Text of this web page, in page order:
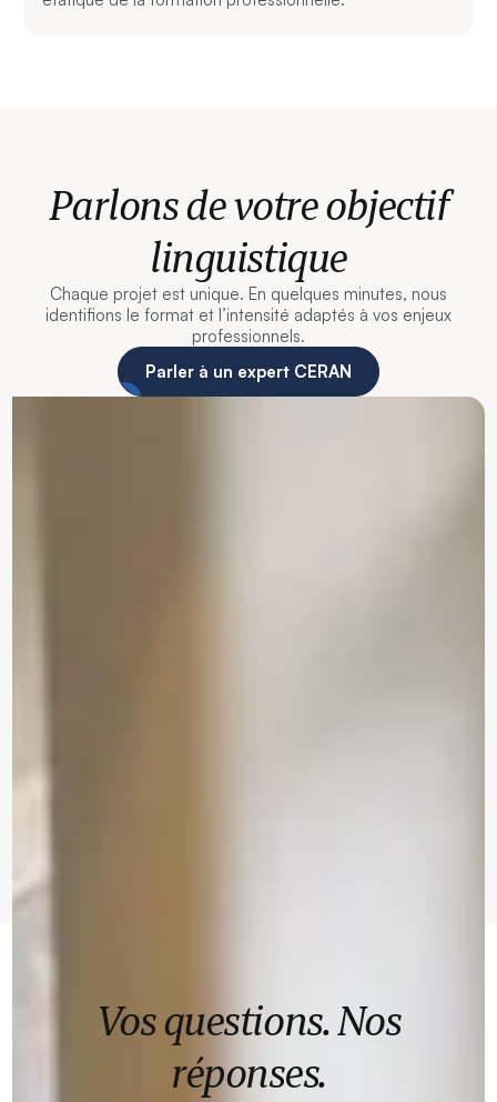
Parlons de votre objectif
linguistique
Chaque projet est unique. En quelques minutes, nous
identifions le format et l’intensité adaptés à vos enjeux
professionnels.
Parler à un expert CERAN
Vos questions. Nos
réponses.